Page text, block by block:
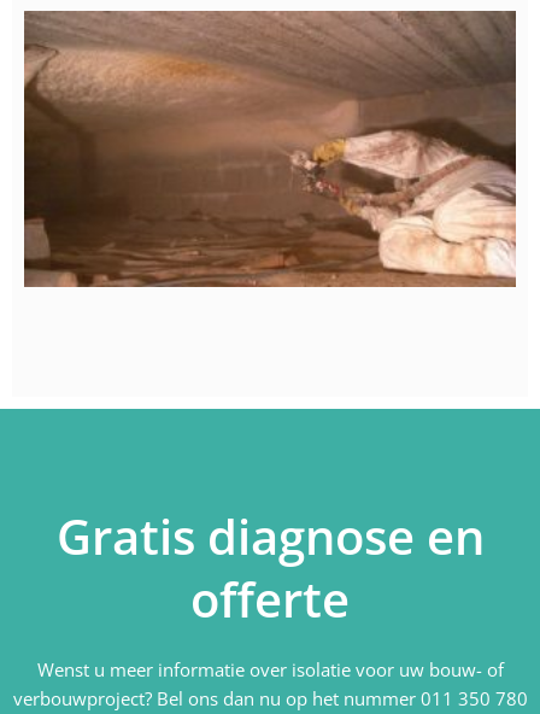
Gratis diagnose en
offerte
Wenst u meer informatie over isolatie voor uw bouw- of
verbouwproject? Bel ons dan nu op het nummer 011 350 780